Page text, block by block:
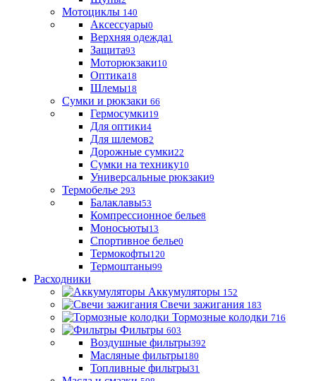
Мотоциклы 140
Аксессуары0
Верхняя одежда1
Защита93
Моторюкзаки10
Оптика18
Шлемы18
Сумки и рюкзаки 66
Гермосумки19
Для оптики4
Для шлемов2
Дорожные сумки22
Сумки на технику10
Универсальные рюкзаки9
Термобелье 293
Балаклавы53
Компрессионное белье8
Моносьюты13
Спортивное белье0
Термокофты120
Термоштаны99
Расходники
Аккумуляторы 152
Свечи зажигания 183
Тормозные колодки 716
Фильтры 603
Воздушные фильтры392
Масляные фильтры180
Топливные фильтры31